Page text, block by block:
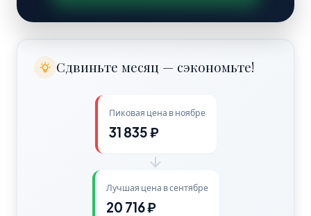
Сдвиньте месяц — сэкономьте!
Пиковая цена в ноябре
31 835 ₽
Лучшая цена в сентябре
20 716 ₽